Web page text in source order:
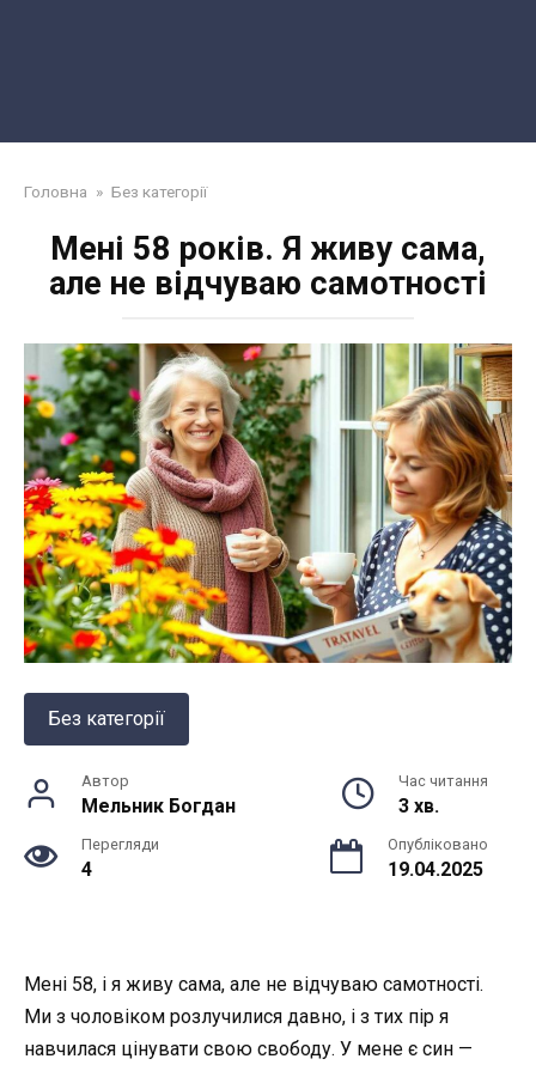
Головна » Без категорії
Мені 58 років. Я живу сама,
але не відчуваю самотності
Без категорії
Автор
Мельник Богдан
Час читання
3 хв.
Перегляди
4
Опубліковано
19.04.2025
Мені 58, і я живу сама, але не відчуваю самотності.
Ми з чоловіком розлучилися давно, і з тих пір я
навчилася цінувати свою свободу. У мене є син —